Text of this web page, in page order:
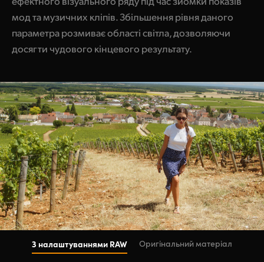
мод та музичних кліпів. Збільшення рівня даного
параметра розмиває області світла, дозволяючи
досягти чудового кінцевого результату.
З налаштуваннями RAW Оригінальний матеріал